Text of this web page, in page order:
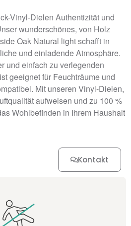
Vinyl-Dielen Authentizität und
wunderschönes, von Holz
Oak Natural light schafft in
und einladende Atmosphäre.
und einfach zu verlegenden
geeignet für Feuchträume und
Mit unseren Vinyl-Dielen,
aufweisen und zu 100 %
Wohlbefinden in Ihrem Haushalt
Kontakt